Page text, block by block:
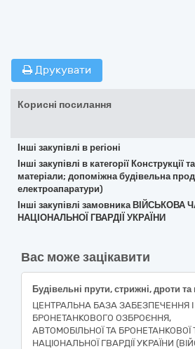
Друкувати
Корисні посилання
Інші закупівлі в регіоні
Інші закупівлі в категорії Конструкції
матеріали; допоміжна будівельна
електроапаратури)
Інші закупівлі замовника ВІЙСЬКОВА
НАЦІОНАЛЬНОЇ ГВАРДІЇ УКРАЇНИ
Вас може зацікавити
Будівельні прути, стрижні, дроти та
ЦЕНТРАЛЬНА БАЗА ЗАБЕЗПЕЧЕННЯ
БРОНЕТАНКОВОГО ОЗБРОЄННЯ,
АВТОМОБІЛЬНОЇ ТА БРОНЕТАНКОВОЇ
НАЦІОНАЛЬНОЇ ГВАРДІЇ УКРАЇНИ